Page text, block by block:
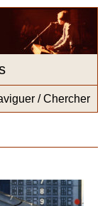
/ Chercher